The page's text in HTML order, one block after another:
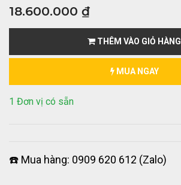
18.600.000 ₫
THÊM VÀO GIỎ HÀNG
MUA NGAY
1 Đơn vị có sẵn
☎️ Mua hàng: 0909 620 612 (Zalo)